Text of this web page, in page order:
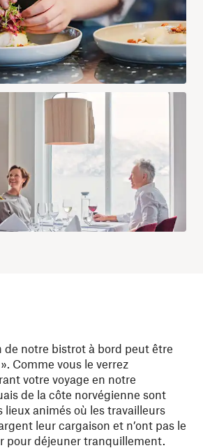
de notre bistrot à bord peut être
Comme vous le verrez
votre voyage en notre
de la côte norvégienne sont
lieux animés où les travailleurs
leur cargaison et n’ont pas le
pour déjeuner tranquillement.